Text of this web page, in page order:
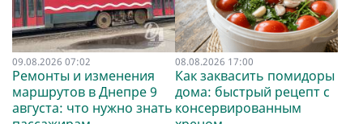
09.08.2026 07:02
Ремонты и изменения
маршрутов в Днепре 9
августа: что нужно знать
08.08.2026 17:00
Как заквасить помидоры
дома: быстрый рецепт с
консервированным